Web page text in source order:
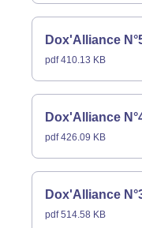
Dox'Alliance
pdf 410.13 KB
Dox'Alliance
pdf 426.09 KB
Dox'Alliance
pdf 514.58 KB